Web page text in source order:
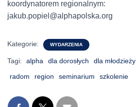
koordynatorem regionalnym:
jakub.popiel@alphapolska.org
Kategorie: WYDARZENIA
Tagi: alpha dla dorosłych dla młodzieży
radom
region seminarium szkolenie